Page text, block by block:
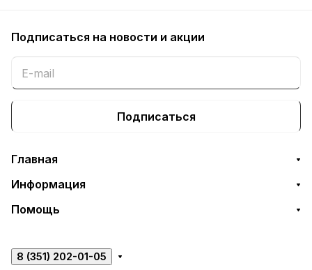
Подписаться на новости и акции
Подписаться
Главная
Информация
Помощь
8 (351) 202-01-05